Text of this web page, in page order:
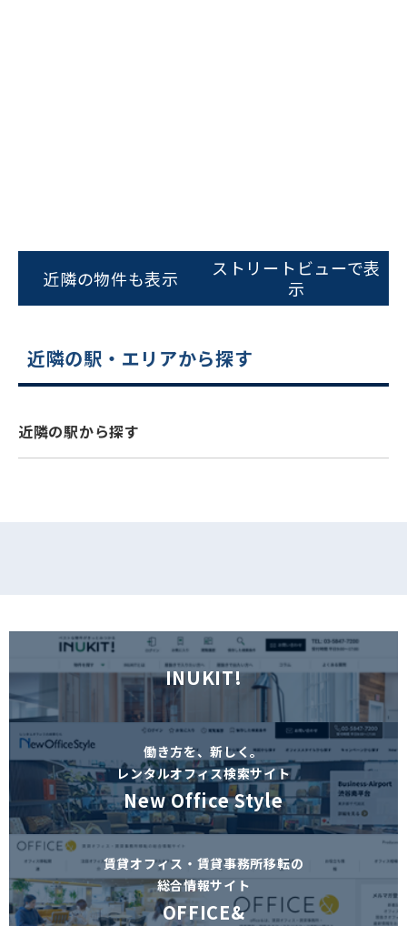
スムーズにご案内できます
0120-620-213
電話でお問い合わせ
近隣の物件も表示
ストリートビューで表
示
近隣の駅・エリアから探す
近隣の駅から探す
INUKIT!
働き方を、新しく。
レンタルオフィス検索サイト
New Office Style
賃貸オフィス・賃貸事務所移転の
総合情報サイト
OFFICE&